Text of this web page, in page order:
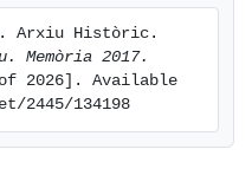
Memòria 2017.
2026]. Available
2445/134198